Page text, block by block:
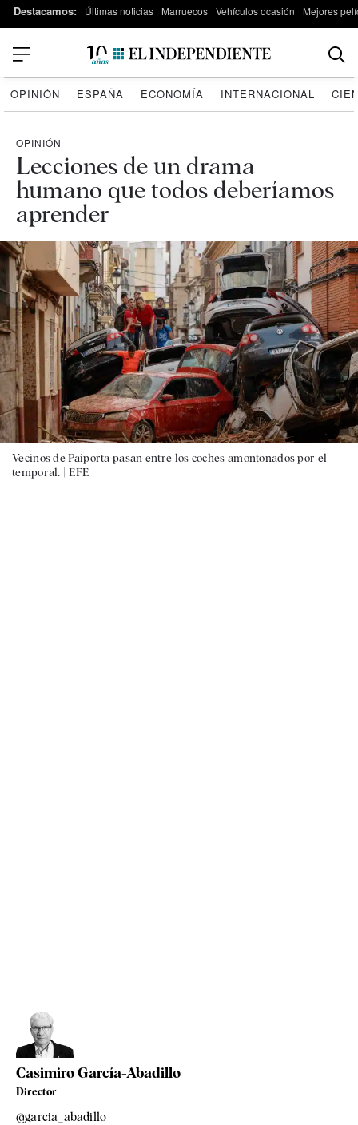
Destacamos: Últimas noticias Marruecos Vehículos ocasión Mejores
OPINIÓN ESPAÑA ECONOMÍA INTERNACIONAL
OPINIÓN
Lecciones de un drama
humano que todos deberíamos
aprender
Vecinos de Paiporta pasan entre los coches amontonados por el
temporal. | EFE
Casimiro García-Abadillo
Director
@garcia_abadillo